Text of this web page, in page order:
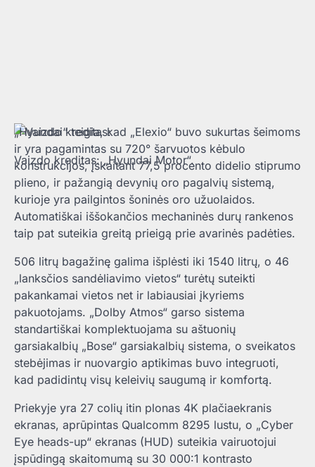
Vaizdo kreditas: „Hyundai Motor“.
„Hyundai“ teigia, kad „Elexio“ buvo sukurtas šeimoms
ir yra pagamintas su 720° šarvuotos kėbulo
konstrukcijos, įskaitant 77,5 procento didelio stiprumo
plieno, ir pažangią devynių oro pagalvių sistemą,
kurioje yra pailgintos šoninės oro užuolaidos.
Automatiškai iššokančios mechaninės durų rankenos
taip pat suteikia greitą prieigą prie avarinės padėties.
506 litrų bagažinę galima išplėsti iki 1540 litrų, o 46
„lanksčios sandėliavimo vietos“ turėtų suteikti
pakankamai vietos net ir labiausiai įkyriems
pakuotojams. „Dolby Atmos“ garso sistema
standartiškai komplektuojama su aštuonių
garsiakalbių „Bose“ garsiakalbių sistema, o sveikatos
stebėjimas ir nuovargio aptikimas buvo integruoti,
kad padidintų visų keleivių saugumą ir komfortą.
Priekyje yra 27 colių itin plonas 4K plačiaekranis
ekranas, aprūpintas Qualcomm 8295 lustu, o „Cyber ​​
Eye heads-up“ ekranas (HUD) suteikia vairuotojui
įspūdingą skaitomumą su 30 000:1 kontrasto